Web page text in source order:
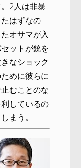
2人は非暴
はずなの
オサマが入
ットが銃を
なショック
めに彼らに
むことのな
しているの
まう。